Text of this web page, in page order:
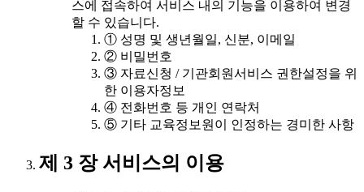
스에 접속하여 서비스 내의 기능을 이용하여 변경
할 수 있습니다.
① 성명 및 생년월일, 신분, 이메일
② 비밀번호
③ 자료신청 / 기관회원서비스 권한설정을 위
한 이용자정보
④ 전화번호 등 개인 연락처
⑤ 기타 교육정보원이 인정하는 경미한 사항
제 3 장 서비스의 이용